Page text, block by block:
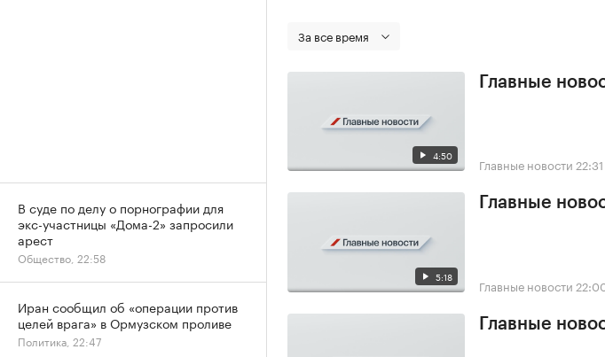
За все время
4:50
Главные
Главные новости 22:31
5:18
Главные
Главные новости
Главные
В суде по делу о порнографии для
экс-участницы «Дома-2» запросили
арест
Общество, 22:58
Иран сообщил об «операции против
целей врага» в Ормузском проливе
Политика, 22:47